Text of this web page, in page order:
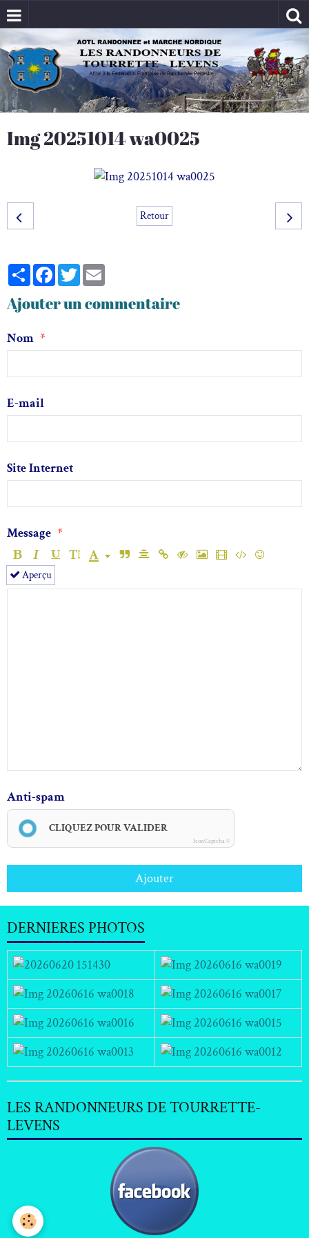
Img 20251014 wa0025
Retour
PartagerFacebook
Twitter
Ajouter un commentaire
Nom
E-mail
Site Internet
Message
Aperçu
Anti-spam
CLIQUEZ POUR VALIDER
IconCaptcha ©
Ajouter
DERNIERES PHOTOS
LES RANDONNEURS DE TOURRETTE-
LEVENS